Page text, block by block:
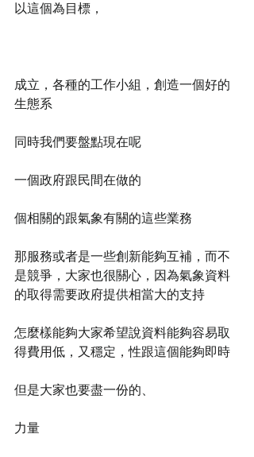
以這個為目標，
成立，各種的工作小組，創造一個好的
生態系
同時我們要盤點現在呢
一個政府跟民間在做的
個相關的跟氣象有關的這些業務
那服務或者是一些創新能夠互補，而不
是競爭，大家也很關心，因為氣象資料
的取得需要政府提供相當大的支持
怎麼樣能夠大家希望說資料能夠容易取
得費用低，又穩定，性跟這個能夠即時
但是大家也要盡一份的、
力量